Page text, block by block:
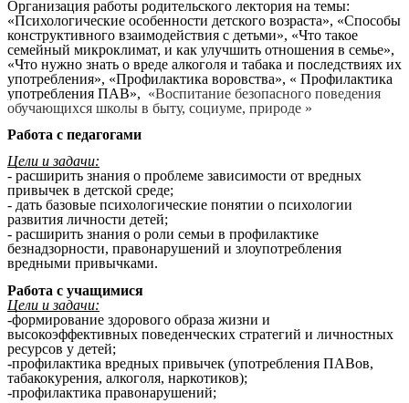
Организация работы родительского лектория на темы:
«Психологические особенности детского возраста», «Способы
конструктивного взаимодействия с детьми», «Что такое
семейный микроклимат, и как улучшить отношения в семье»,
«Что нужно знать о вреде алкоголя и табака и последствиях их
употребления», «Профилактика воровства», « Профилактика
употребления ПАВ», «Воспитание безопасного поведения
обучающихся школы в быту, социуме, природе »
Работа с педагогами
Цели и задачи:
- расширить знания о проблеме зависимости от вредных
привычек в детской среде;
- дать базовые психологические понятии о психологии
развития личности детей;
- расширить знания о роли семьи в профилактике
безнадзорности, правонарушений и злоупотребления
вредными привычками.
Работа с учащимися
Цели и задачи:
-формирование здорового образа жизни и
высокоэффективных поведенческих стратегий и личностных
ресурсов у детей;
-профилактика вредных привычек (употребления ПАВов,
табакокурения, алкоголя, наркотиков);
-профилактика правонарушений;